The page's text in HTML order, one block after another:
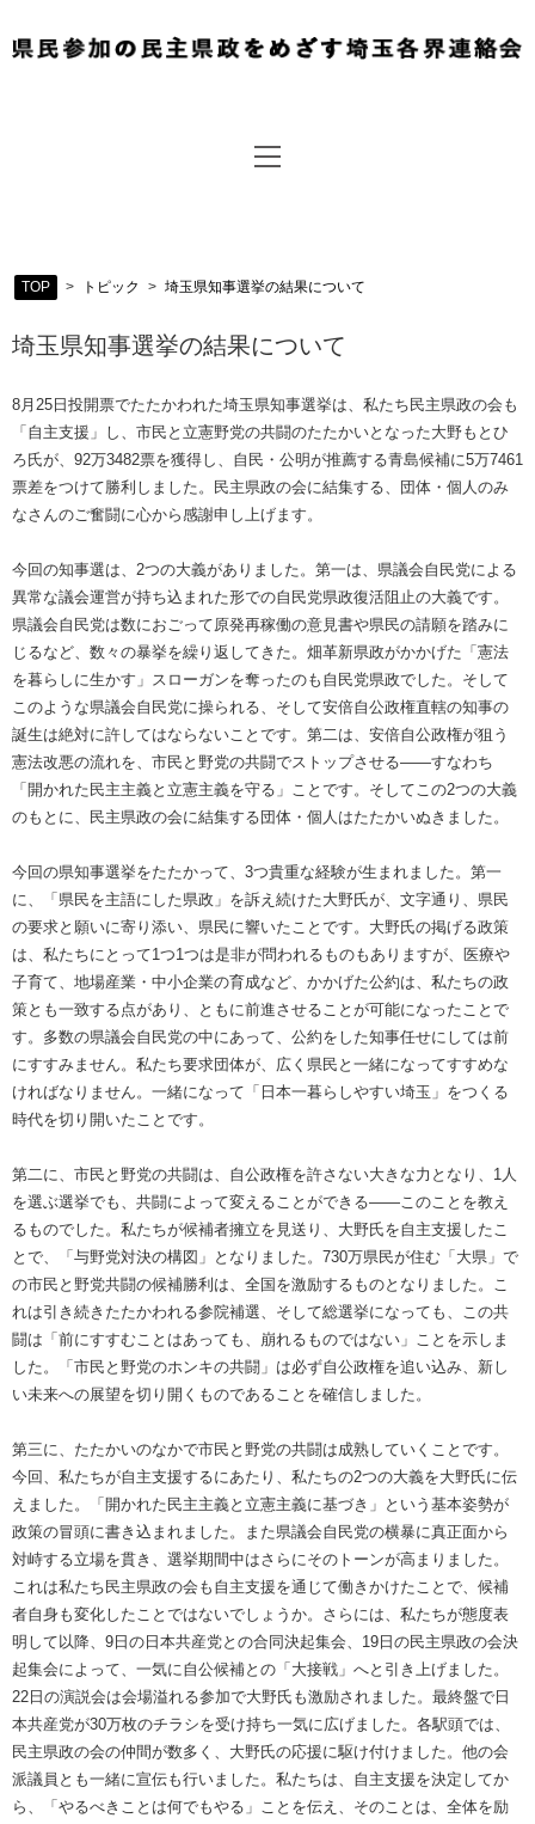
TOP > トピック > 埼玉県知事選挙の結果について
埼玉県知事選挙の結果について
8月25日投開票でたたかわれた埼玉県知事選挙は、私たち民主県政の会も
「自主支援」し、市民と立憲野党の共闘のたたかいとなった大野もとひ
ろ氏が、92万3482票を獲得し、自民・公明が推薦する青島候補に5万7461
票差をつけて勝利しました。民主県政の会に結集する、団体・個人のみ
なさんのご奮闘に心から感謝申し上げます。
今回の知事選は、2つの大義がありました。第一は、県議会自民党による
異常な議会運営が持ち込まれた形での自民党県政復活阻止の大義です。
県議会自民党は数におごって原発再稼働の意見書や県民の請願を踏みに
じるなど、数々の暴挙を繰り返してきた。畑革新県政がかかげた「憲法
を暮らしに生かす」スローガンを奪ったのも自民党県政でした。そして
このような県議会自民党に操られる、そして安倍自公政権直轄の知事の
誕生は絶対に許してはならないことです。第二は、安倍自公政権が狙う
憲法改悪の流れを、市民と野党の共闘でストップさせる――すなわち
「開かれた民主主義と立憲主義を守る」ことです。そしてこの2つの大義
のもとに、民主県政の会に結集する団体・個人はたたかいぬきました。
今回の県知事選挙をたたかって、3つ貴重な経験が生まれました。第一
に、「県民を主語にした県政」を訴え続けた大野氏が、文字通り、県民
の要求と願いに寄り添い、県民に響いたことです。大野氏の掲げる政策
は、私たちにとって1つ1つは是非が問われるものもありますが、医療や
子育て、地場産業・中小企業の育成など、かかげた公約は、私たちの政
策とも一致する点があり、ともに前進させることが可能になったことで
す。多数の県議会自民党の中にあって、公約をした知事任せにしては前
にすすみません。私たち要求団体が、広く県民と一緒になってすすめな
ければなりません。一緒になって「日本一暮らしやすい埼玉」をつくる
時代を切り開いたことです。
第二に、市民と野党の共闘は、自公政権を許さない大きな力となり、1人
を選ぶ選挙でも、共闘によって変えることができる――このことを教え
るものでした。私たちが候補者擁立を見送り、大野氏を自主支援したこ
とで、「与野党対決の構図」となりました。730万県民が住む「大県」で
の市民と野党共闘の候補勝利は、全国を激励するものとなりました。こ
れは引き続きたたかわれる参院補選、そして総選挙になっても、この共
闘は「前にすすむことはあっても、崩れるものではない」ことを示しま
した。「市民と野党のホンキの共闘」は必ず自公政権を追い込み、新し
い未来への展望を切り開くものであることを確信しました。
第三に、たたかいのなかで市民と野党の共闘は成熟していくことです。
今回、私たちが自主支援するにあたり、私たちの2つの大義を大野氏に伝
えました。「開かれた民主主義と立憲主義に基づき」という基本姿勢が
政策の冒頭に書き込まれました。また県議会自民党の横暴に真正面から
対峙する立場を貫き、選挙期間中はさらにそのトーンが高まりました。
これは私たち民主県政の会も自主支援を通じて働きかけたことで、候補
者自身も変化したことではないでしょうか。さらには、私たちが態度表
明して以降、9日の日本共産党との合同決起集会、19日の民主県政の会決
起集会によって、一気に自公候補との「大接戦」へと引き上げました。
22日の演説会は会場溢れる参加で大野氏も激励されました。最終盤で日
本共産党が30万枚のチラシを受け持ち一気に広げました。各駅頭では、
民主県政の会の仲間が数多く、大野氏の応援に駆け付けました。他の会
派議員とも一緒に宣伝も行いました。私たちは、自主支援を決定してか
ら、「やるべきことは何でもやる」ことを伝え、そのことは、全体を励